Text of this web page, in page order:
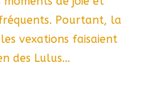
Pourtant, la
vexations faisaient
des Lulus…